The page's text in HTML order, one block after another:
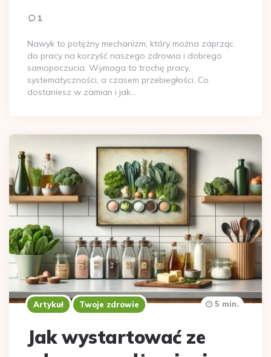
1
Nawyk to potężny mechanizm, który można zaprząc
do pracy na korzyść naszego zdrowia i dobrego
samopoczucia. Wymaga to trochę pracy,
systematyczności, a czasem przebiegłości. Co
dostaniesz w zamian i jak…
Artykuł Twoje zdrowie
Jak wystartować ze
5 min.